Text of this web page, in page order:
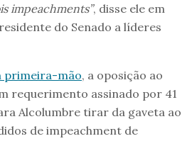
impeachments”, disse ele em
do Senado a líderes
primeira-mão, a oposição ao
requerimento assinado por 41
Alcolumbre tirar da gaveta ao
de impeachment de